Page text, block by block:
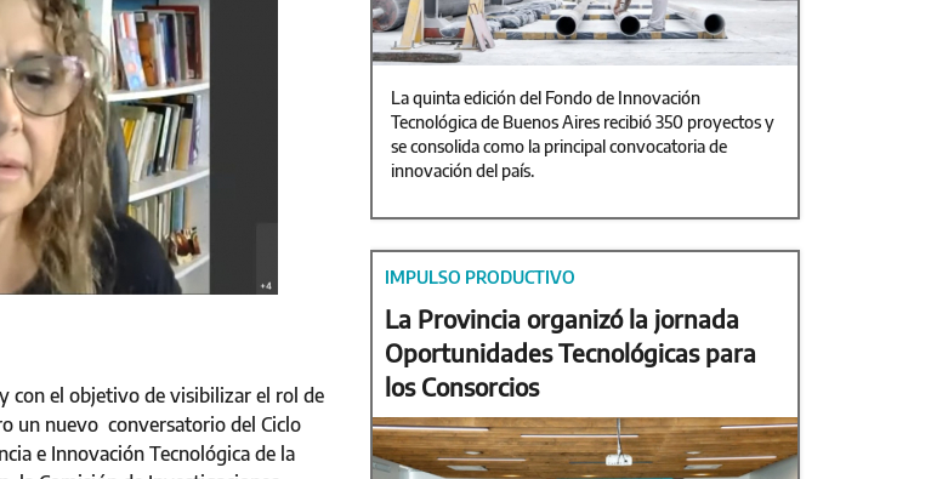
y con el objetivo de visibilizar el rol de
un nuevo conversatorio del Ciclo
e Innovación Tecnológica de la
La quinta edición del Fondo de Innovación
Tecnológica de Buenos Aires recibió 350 proyectos y
se consolida como la principal convocatoria de
innovación del país.
IMPULSO PRODUCTIVO
La Provincia organizó la jornada
Oportunidades Tecnológicas para
los Consorcios